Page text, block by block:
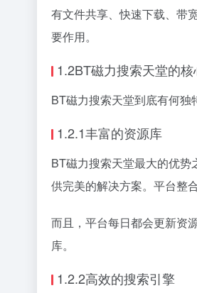
有文件共享、快速下载、带
要作用。
1.2BT磁力搜索天堂的
BT磁力搜索天堂到底有何独
1.2.1丰富的资源库
BT磁力搜索天堂最大的优
供完美的解决方案。平台整
而且，平台每日都会更新资
库。
1.2.2高效的搜索引擎